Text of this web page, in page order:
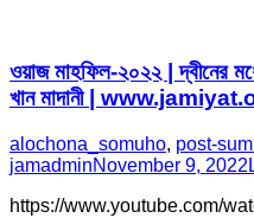
ওয়াজ মাহফিল-২০২২ | দ্বীনের
খান মাদানী |
alochona_somuho, post-
jamadminNovember 9, 2022
https://www.youtube.com/